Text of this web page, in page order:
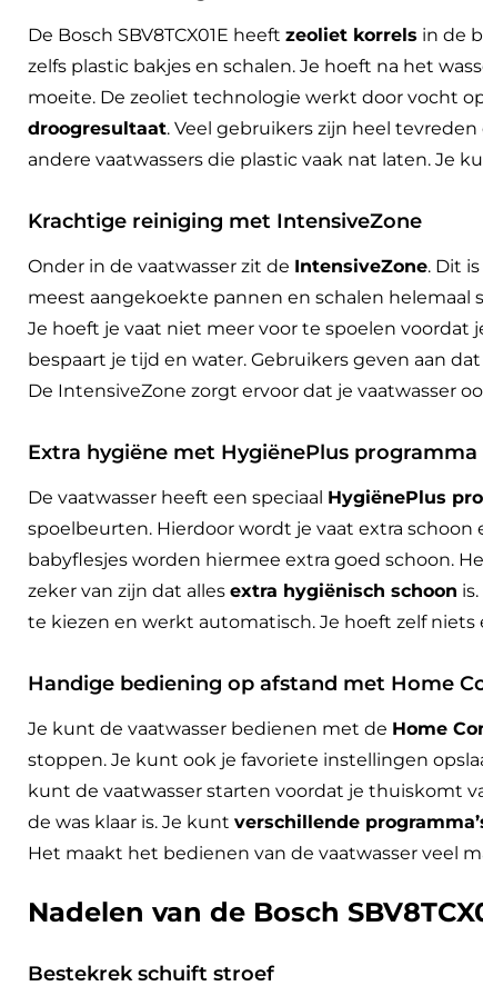
De Bosch SBV8TCX01E heeft zeoliet korrels in de
zelfs plastic bakjes en schalen. Je hoeft na het
moeite. De zeoliet technologie werkt door vocht
droogresultaat. Veel gebruikers zijn heel
andere vaatwassers die plastic vaak nat laten. Je
Krachtige reiniging met IntensiveZone
Onder in de vaatwasser zit de IntensiveZone. Dit
meest aangekoekte pannen en schalen helemaal
Je hoeft je vaat niet meer voor te spoelen voordat
bespaart je tijd en water. Gebruikers geven aan
De IntensiveZone zorgt ervoor dat je vaatwasser
Extra hygiëne met HygiënePlus programma
De vaatwasser heeft een speciaal HygiënePlus
spoelbeurten. Hierdoor wordt je vaat extra
babyflesjes worden hiermee extra goed schoon.
zeker van zijn dat alles extra hygiënisch schoon
te kiezen en werkt automatisch. Je hoeft zelf
Handige bediening op afstand met Home
Je kunt de vaatwasser bedienen met de Home
stoppen. Je kunt ook je favoriete instellingen
kunt de vaatwasser starten voordat je thuiskomt
de was klaar is. Je kunt verschillende
Het maakt het bedienen van de vaatwasser veel
Nadelen van de Bosch
Bestekrek schuift stroef